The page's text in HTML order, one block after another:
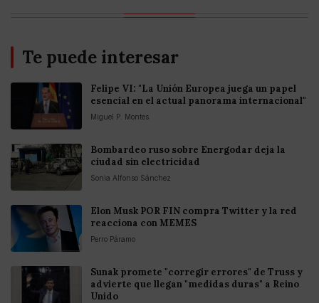
Te puede interesar
Felipe VI: "La Unión Europea juega un papel
esencial en el actual panorama internacional"
Miguel P. Montes
Bombardeo ruso sobre Energodar deja la
ciudad sin electricidad
Sonia Alfonso Sánchez
Elon Musk POR FIN compra Twitter y la red
reacciona con MEMES
Perro Páramo
Sunak promete "corregir errores" de Truss y
advierte que llegan "medidas duras" a Reino
Unido